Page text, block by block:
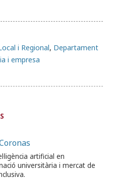
i Regional, Departament
i empresa
artificial en
universitària i mercat de